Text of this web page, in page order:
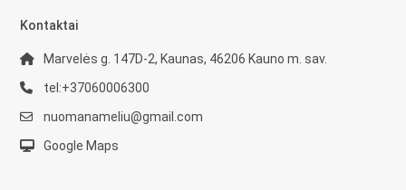
Kontaktai
Marvelės g. 147D-2, Kaunas, 46206 Kauno m. sav.
tel:+37060006300
nuomanameliu@gmail.com
Google Maps